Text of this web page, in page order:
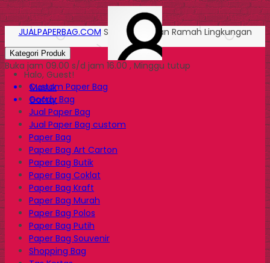
Halo, Guest!
Masuk
Daftar
JUALPAPERBAG.COM Solusi Kemasan Ramah Lingkungan
Kategori Produk
Buka jam 09.00 s/d jam 16.00 , Minggu tutup
Custom Paper Bag
Goody Bag
Jual Paper Bag
Jual Paper Bag custom
Paper Bag
Paper Bag Art Carton
Paper Bag Butik
Paper Bag Coklat
Paper Bag Kraft
Paper Bag Murah
Paper Bag Polos
Paper Bag Putih
Paper Bag Souvenir
Shopping Bag